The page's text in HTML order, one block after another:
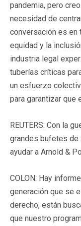
pandemia, pero
necesidad de
conversación es en
equidad y la
industria legal
tuberías críticas
un esfuerzo
para garantizar que
REUTERS: Con la
grandes bufetes de
ayudar a Arnold &
COLON: Hay
generación que se
derecho, están
que nuestro